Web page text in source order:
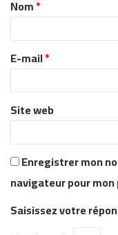
a
r
e
*
Nom*
E-mail*
Site web
Enregistrer mon
navigateur pour
Saisissez votre